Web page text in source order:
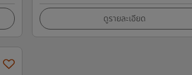
ดูรายละเอียด